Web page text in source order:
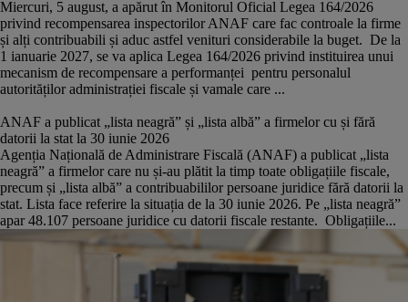
Miercuri, 5 august, a apărut în Monitorul Oficial Legea 164/2026
privind recompensarea inspectorilor ANAF care fac controale la firme
și alți contribuabili și aduc astfel venituri considerabile la buget. De la
1 ianuarie 2027, se va aplica Legea 164/2026 privind instituirea unui
mecanism de recompensare a performanței pentru personalul
autorităților administrației fiscale și vamale care ...
ANAF a publicat „lista neagră” și „lista albă” a firmelor cu și fără
datorii la stat la 30 iunie 2026
Agenția Națională de Administrare Fiscală (ANAF) a publicat „lista
neagră” a firmelor care nu și-au plătit la timp toate obligațiile fiscale,
precum și „lista albă” a contribuabililor persoane juridice fără datorii la
stat. Lista face referire la situația de la 30 iunie 2026. Pe „lista neagră”
apar 48.107 persoane juridice cu datorii fiscale restante. Obligațiile...